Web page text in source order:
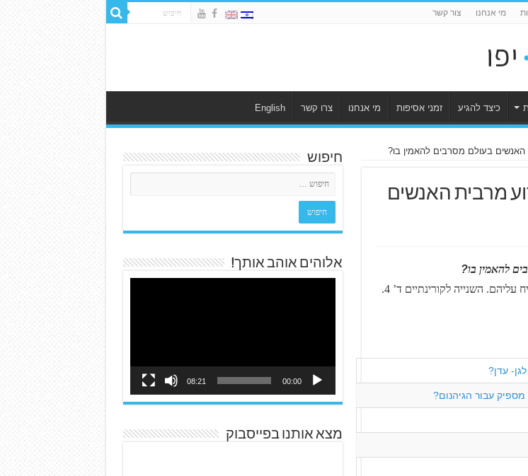
מי אנחנו צור קשר
כיצד להגיע זמני אסיפות מי אנחנו צרו קשר English
בעולם מסרבים להאמין בו?
מרבית האנשים
להאמין בו?
השטן עוור את עיני הבלתי-מאמינים, כדי שלא יזרח אור בשורת המשיח עליהם. השנייה לקורינתיים ד’ 4.
עדן?
עבור הגיהנום?
חיפוש
אלוהים אוהב אותך!
00:00
08:21
מצא אותנו בפייסבוק